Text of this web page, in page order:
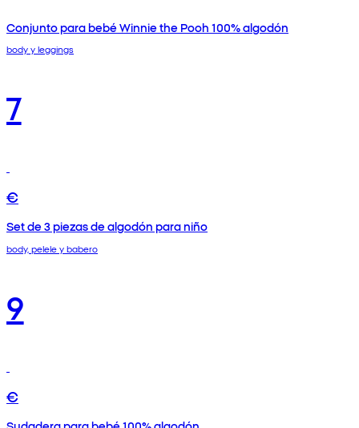
Conjunto para bebé Winnie the Pooh 100% algodón
body y leggings
7
€
Set de 3 piezas de algodón para niño
body, pelele y babero
9
€